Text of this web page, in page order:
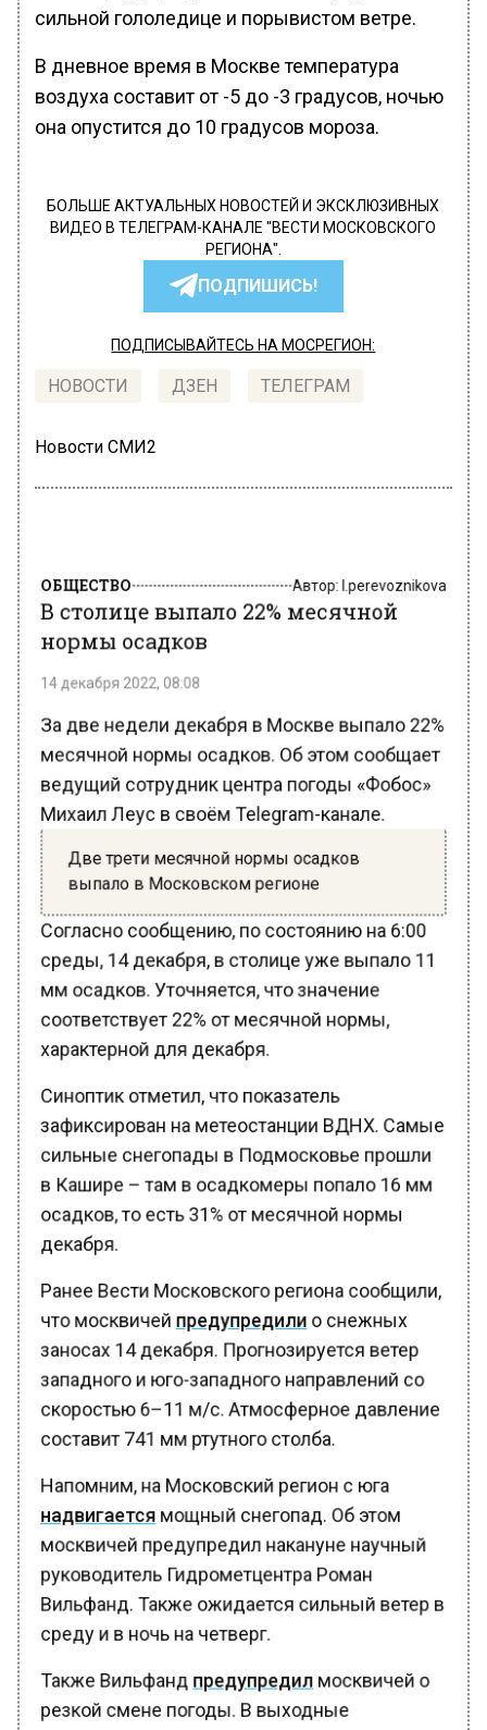
сильной гололедице и порывистом ветре.
В дневное время в Москве температура
воздуха составит от -5 до -3 градусов, ночью
она опустится до 10 градусов мороза.
БОЛЬШЕ АКТУАЛЬНЫХ НОВОСТЕЙ И ЭКСКЛЮЗИВНЫХ
ВИДЕО В ТЕЛЕГРАМ-КАНАЛЕ "ВЕСТИ МОСКОВСКОГО
РЕГИОНА".
ПОДПИШИСЬ!
ПОДПИСЫВАЙТЕСЬ НА МОСРЕГИОН:
НОВОСТИ ДЗЕН ТЕЛЕГРАМ
Новости СМИ2
В столице выпало 22% месячной
нормы осадков
месячной нормы осадков. Об этом сообщает
ведущий сотрудник центра погоды «Фобос»
Михаил Леус в своём Telegram-канале.
выпало в Московском регионе
Согласно сообщению, по состоянию на 6:00
среды, 14 декабря, в столице уже выпало 11
мм осадков. Уточняется, что значение
соответствует 22% от месячной нормы,
характерной для декабря.
Синоптик отметил, что показатель
зафиксирован на метеостанции ВДНХ. Самые
сильные снегопады в Подмосковье прошли
в Кашире – там в осадкомеры попало 16 мм
осадков, то есть 31% от месячной нормы
декабря.
Ранее Вести Московского региона сообщили,
что москвичей предупредили о снежных
заносах 14 декабря. Прогнозируется ветер
западного и юго-западного направлений со
скоростью 6–11 м/с. Атмосферное давление
составит 741 мм ртутного столба.
Напомним, на Московский регион с юга
надвигаетсямощный снегопад. Об этом
москвичей предупредил накануне научный
руководитель Гидрометцентра Роман
Вильфанд. Также ожидается сильный ветер в
среду и в ночь на четверг.
Также Вильфандпредупредилмосквичей о
резкой смене погоды. В выходные